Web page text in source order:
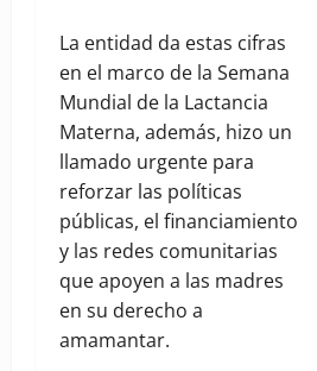
La entidad da estas cifras
en el marco de la Semana
Mundial de la Lactancia
Materna, además, hizo un
llamado urgente para
reforzar las políticas
públicas, el financiamiento
y las redes comunitarias
que apoyen a las madres
en su derecho a
amamantar.